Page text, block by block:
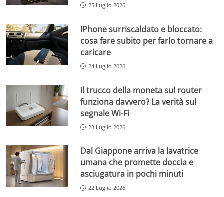
25 Luglio 2026
IPhone surriscaldato e bloccato:
cosa fare subito per farlo tornare a
caricare
24 Luglio 2026
Il trucco della moneta sul router
funziona davvero? La verità sul
segnale Wi-Fi
23 Luglio 2026
Dal Giappone arriva la lavatrice
umana che promette doccia e
asciugatura in pochi minuti
22 Luglio 2026